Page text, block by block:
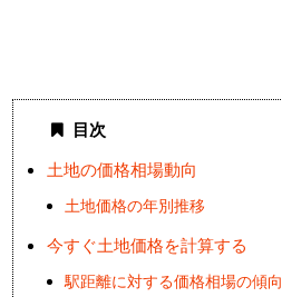
目次
土地の価格相場動向
土地価格の年別推移
今すぐ土地価格を計算する
駅距離に対する価格相場の傾向